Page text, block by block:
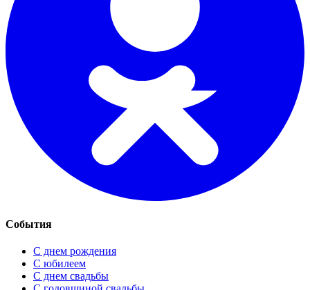
События
С днем рождения
С юбилеем
С днем свадьбы